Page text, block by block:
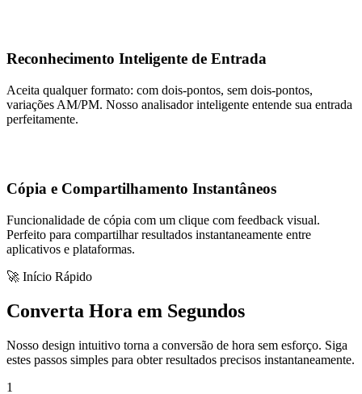
Reconhecimento Inteligente de Entrada
Aceita qualquer formato: com dois-pontos, sem dois-pontos,
variações AM/PM. Nosso analisador inteligente entende sua entrada
perfeitamente.
Cópia e Compartilhamento Instantâneos
Funcionalidade de cópia com um clique com feedback visual.
Perfeito para compartilhar resultados instantaneamente entre
aplicativos e plataformas.
🚀 Início Rápido
Converta Hora em Segundos
Nosso design intuitivo torna a conversão de hora sem esforço. Siga
estes passos simples para obter resultados precisos instantaneamente.
1